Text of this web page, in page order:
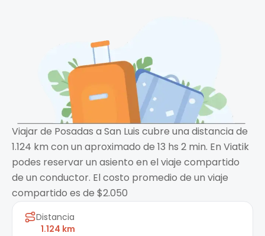
Viajar de Posadas a San Luis cubre una distancia de
1.124 km con un aproximado de 13 hs 2 min. En Viatik
podes reservar un asiento en el viaje compartido
de un conductor. El costo promedio de un viaje
compartido es de $2.050
Distancia
1.124 km